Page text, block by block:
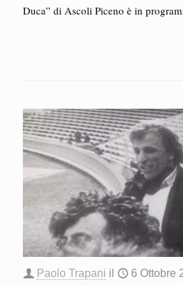
Duca” di Ascoli Piceno è in
Paolo Trapani il 6 Ottobre